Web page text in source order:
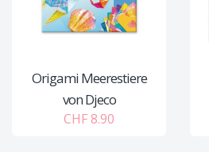
Origami Meerestiere
von Djeco
CHF 8.90